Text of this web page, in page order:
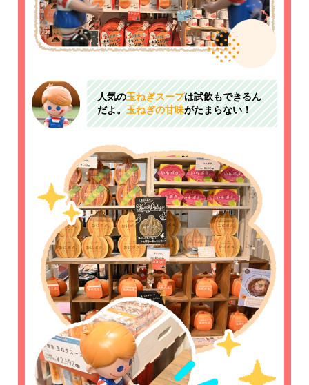
人気の玉ねぎスープは試飲もできるん
だよ。玉ねぎの甘味がたまらない！